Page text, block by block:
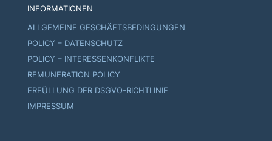
INFORMATIONEN
ALLGEMEINE GESCHÄFTSBEDINGUNGEN
POLICY – DATENSCHUTZ
POLICY – INTERESSENKONFLIKTE
REMUNERATION POLICY
ERFÜLLUNG DER DSGVO-RICHTLINIE
IMPRESSUM